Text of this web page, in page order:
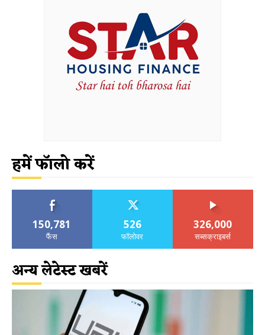
हमें फॉलो करें
150,781
फैंस
526
फॉलोवर
326,000
सब्सक्राइबर्स
अन्य लेटेस्ट खबरें